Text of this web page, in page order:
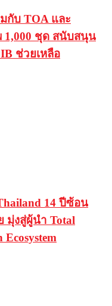
กับ TOA และ
1,000 ชุด สนับสนุน
ช่วยเหลือ
14 ปีซ้อน
มุ่งสู่ผู้นำ Total